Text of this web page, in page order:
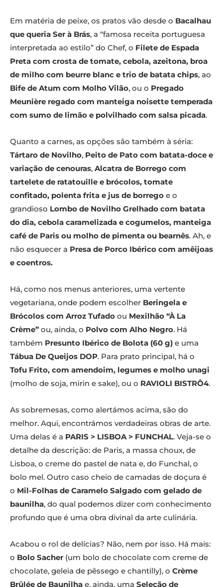
Em matéria de peixe, os pratos vão desde o Bacalhau
que queria Ser à Brás, a “famosa receita portuguesa
interpretada ao estilo” do Chef, o Filete de Espada
Preta com crosta de tomate, cebola, azeitona, broa
de milho com beurre blanc e trio de batata chips, ao
Bife de Atum com Molho Vilão, ou o Pregado
Meunière regado com manteiga noisette temperada
com sumo de limão e polvilhado com salsa picada.
Quanto a carnes, as opções são também à séria:
Tártaro de Novilho, Peito de Pato com batata-doce e
variação de cenouras, Alcatra de Borrego com
tartelete de ratatouille e brócolos, tomate
confitado, polenta frita e jus de borrego e o
grandioso Lombo de Novilho Grelhado com batata
do dia, cebola caramelizada e cogumelos, manteiga
café de Paris ou molho de pimenta ou bearnês. Ah, e
não esquecer a Presa de Porco Ibérico com amêijoas
e coentros.
Há, como nos menus anteriores, uma vertente
vegetariana, onde podem escolher Beringela e
Brócolos com Arroz Tufado ou Mexilhão “À La
Crème” ou, ainda, o Polvo com Alho Negro. Há
também Presunto Ibérico de Bolota (60 g) e uma
Tábua De Queijos DOP. Para prato principal, há o
Tofu Frito, com amendoim, legumes e molho unagi
(molho de soja, mirin e sake), ou o RAVIOLI BISTRÔ4.
As sobremesas, como alertámos acima, são do
melhor. Aqui, encontrámos verdadeiras obras de arte.
Uma delas é a PARIS > LISBOA > FUNCHAL. Veja-se o
detalhe da descrição: de Paris, a massa choux, de
Lisboa, o creme do pastel de nata e, do Funchal, o
bolo mel. Outro caso cheio de camadas de doçura é
o Mil-Folhas de Caramelo Salgado com gelado de
baunilha, do qual podemos dizer com conhecimento
profundo que é uma obra divinal da arte culinária.
Acabou o rol de delícias? Não, nem por isso. Há mais:
o Bolo Sacher (um bolo de chocolate com creme de
chocolate, geleia de pêssego e chantilly), o Crème
Brûlée de Baunilha e, ainda, uma Seleção de